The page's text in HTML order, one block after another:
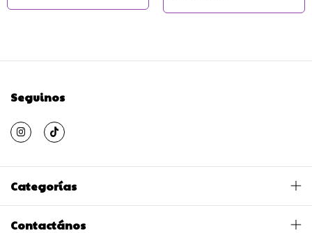
Seguinos
Categorías
Contactános